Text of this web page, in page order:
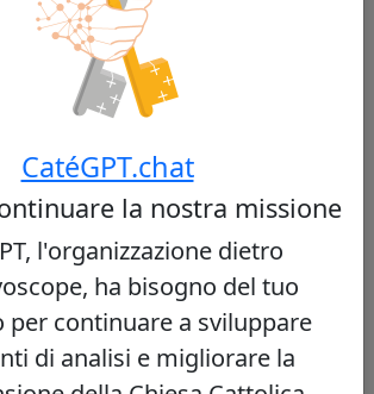
arcivescovo di Madrid,
alla ricerca di un equilibrio tra
pastorale moderna.
Vedi profilo
30/100
Cano
CatéGPT.chat
la nostra missione
l'organizzazione dietro
ha bisogno del tuo
per continuare a sviluppare
di analisi e migliorare la